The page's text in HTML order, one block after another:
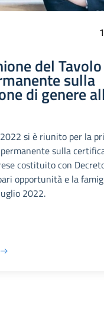
del
sulla
di genere
si è riunito per la
sulla
costituito con
opportunità e la
2022.